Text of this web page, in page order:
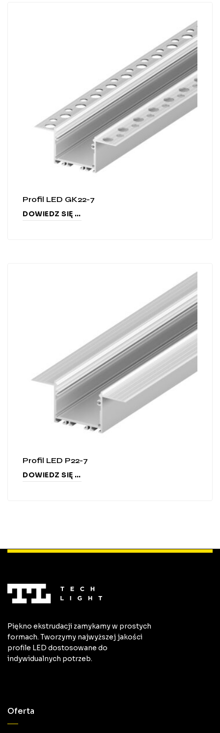
Profil LED GK22-7
DOWIEDZ SIĘ WIĘCEJ
Profil LED P22-7
DOWIEDZ SIĘ WIĘCEJ
Piękno ekstrudacji zamykamy w prostych
formach. Tworzymy najwyższej jakości
profile LED dostosowane do
indywidualnych potrzeb.
Oferta